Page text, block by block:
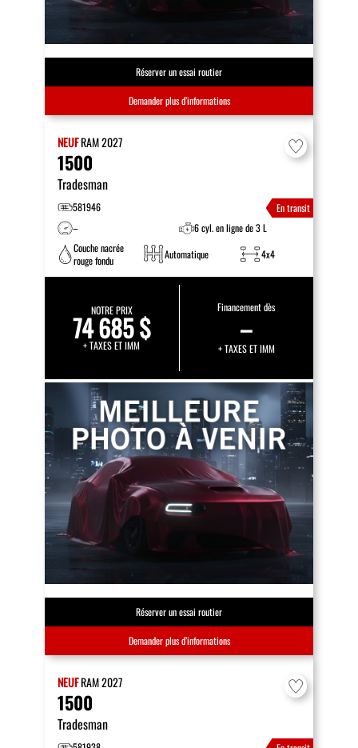
Réserver un essai routier
Demander plus d’informations
NEUFRAM2027
1500
Tradesman
581946
En transit
–
6 cyl. en ligne de 3 L
Couche nacrée
rouge fondu
Automatique 4x4
NOTRE PRIX
74 685 $
+ TAXES ET IMM
Financement dès
–
+ TAXES ET IMM
Réserver un essai routier
Demander plus d’informations
NEUFRAM2027
1500
Tradesman